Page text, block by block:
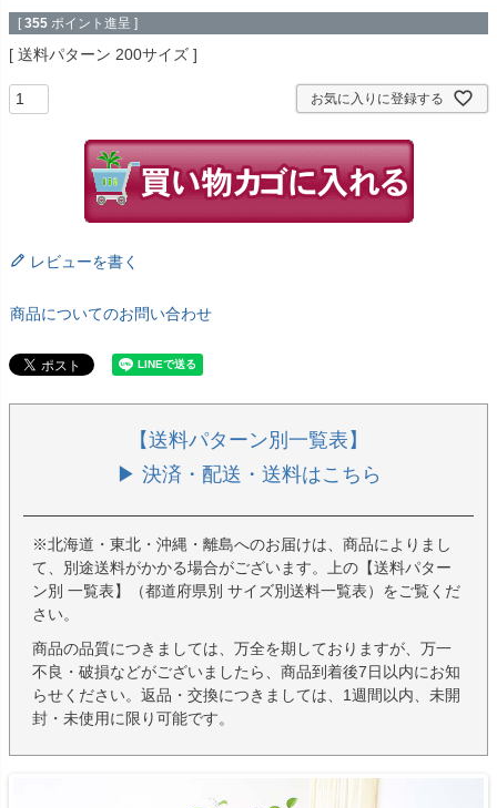
[ 355 ポイント進呈 ]
送料パターン 200サイズ
お気に入りに登録する
レビューを書く
商品についてのお問い合わせ
【送料パターン別一覧表】
▶ 決済・配送・送料はこちら
※北海道・東北・沖縄・離島へのお届けは、商品によりまし
て、別途送料がかかる場合がございます。上の【送料パター
ン別 一覧表】（都道府県別 サイズ別送料一覧表）をご覧くだ
さい。
商品の品質につきましては、万全を期しておりますが、万一
不良・破損などがございましたら、商品到着後7日以内にお知
らせください。返品・交換につきましては、1週間以内、未開
封・未使用に限り可能です。